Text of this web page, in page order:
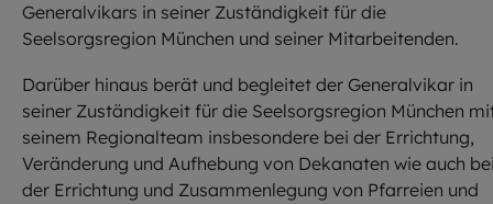
Generalvikars in seiner Zuständigkeit für die
Seelsorgsregion München und seiner Mitarbeitenden.
Darüber hinaus berät und begleitet der Generalvikar in
seiner Zuständigkeit für die Seelsorgsregion München
seinem Regionalteam insbesondere bei der Errichtung,
Veränderung und Aufhebung von Dekanaten wie auch
der Errichtung und Zusammenlegung von Pfarreien und